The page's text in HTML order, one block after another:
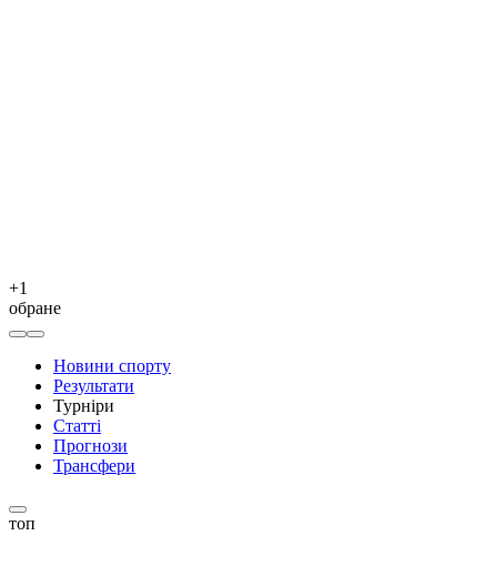
+1
обране
Новини спорту
Результати
Турніри
Статті
Прогнози
Трансфери
топ